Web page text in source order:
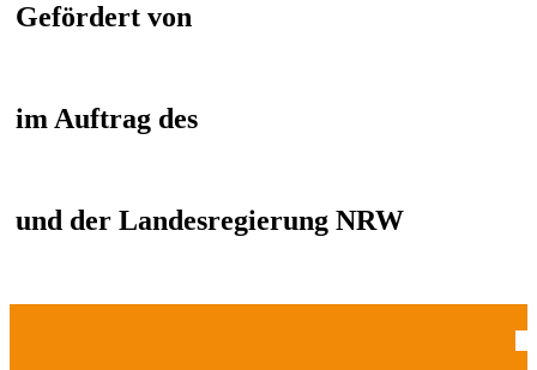
Gefördert von
im Auftrag des
und der Landesregierung NRW